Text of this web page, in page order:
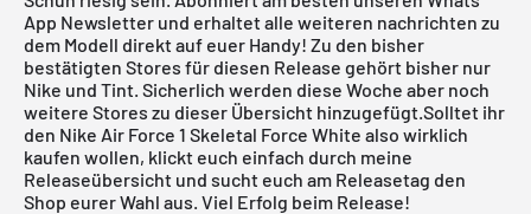
App Newsletter und erhaltet alle weiteren nachrichten zu
dem Modell direkt auf euer Handy! Zu den bisher
bestätigten Stores für diesen Release gehört bisher nur
Nike und Tint. Sicherlich werden diese Woche aber noch
weitere Stores zu dieser Übersicht hinzugefügt.Solltet ihr
den Nike Air Force 1 Skeletal Force White also wirklich
kaufen wollen, klickt euch einfach durch meine
Releaseübersicht und sucht euch am Releasetag den
Shop eurer Wahl aus. Viel Erfolg beim Release!